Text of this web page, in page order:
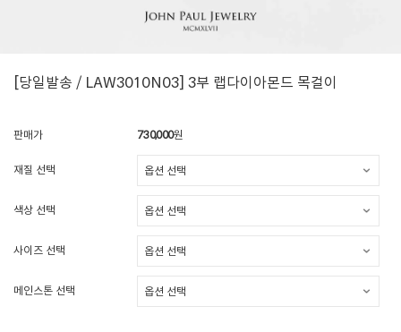
[당일발송 / LAW3010N03] 3부 랩다이아몬드 목걸이
판매가 730,000원
재질 선택
색상 선택
사이즈 선택
메인스톤 선택